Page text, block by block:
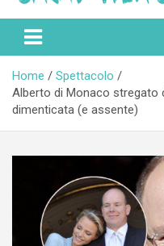
Spraynews.it
Home
Spettacolo
Alberto di Monaco stregato
dimenticata (e assente)